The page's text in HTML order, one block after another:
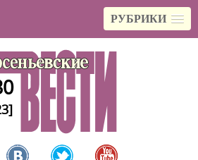
РУБРИКИ